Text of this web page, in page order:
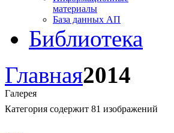
материалы
База данных АП
Библиотека
Главная2014
Галерея
Категория содержит 81 изображений